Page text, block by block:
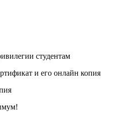
студентам